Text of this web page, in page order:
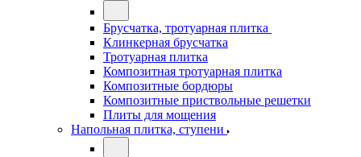
Брусчатка, тротуарная плитка
Клинкерная брусчатка
Тротуарная плитка
Композитная тротуарная плитка
Композитные бордюры
Композитные приствольные решетки
Плиты для мощения
Напольная плитка, ступени